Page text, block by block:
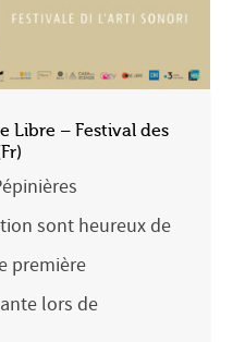
Libre – Festival des
sont heureux de
première
lors de